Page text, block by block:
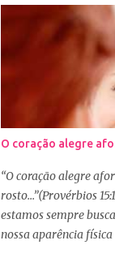
O coração alegre
“O coração alegre
rosto...”(Provérbios
estamos sempre
nossa aparência física